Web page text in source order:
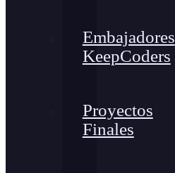
Embajadores
KeepCoders
Proyectos
Finales